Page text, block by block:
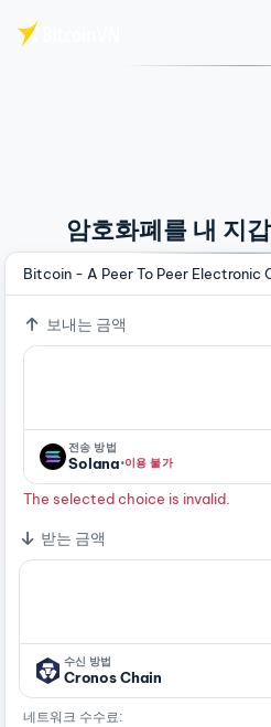
암호화폐를 내 지
Bitcoin - A Peer To Peer Electronic
보내는 금액
전송 방법
Solana·이용 불가
The selected choice is invalid.
받는 금액
수신 방법
Cronos Chain
네트워크 수수료: